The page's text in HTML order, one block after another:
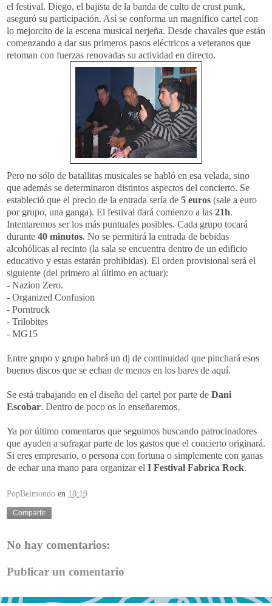
el festival. Diego, el bajista de la banda de culto de crust punk,
aseguró su participación. Así se conforma un magnífico cartel con
lo mejorcito de la escena musical nerjeña. Desde chavales que están
comenzando a dar sus primeros pasos eléctricos a veteranos que
retoman con fuerzas renovadas su actividad en directo.
Pero no sólo de batallitas musicales se habló en esa velada, sino
que además se determinaron distintos aspectos del concierto. Se
estableció que el precio de la entrada sería de 5 euros (sale a euro
por grupo, una ganga). El festival dará comienzo a las 21h.
Intentaremos ser los más puntuales posibles. Cada grupo tocará
durante 40 minutos. No se permitirá la entrada de bebidas
alcohólicas al recinto (la sala se encuentra dentro de un edificio
educativo y estas estarán prohibidas). El orden provisional será el
siguiente (del primero al último en actuar):
- Nazion Zero.
- Organized Confusion
- Porntruck
- Trilobites
- MG15
Entre grupo y grupo habrá un dj de continuidad que pinchará esos
buenos discos que se echan de menos en los bares de aquí.
Se está trabajando en el diseño del cartel por parte de Dani
Escobar. Dentro de poco os lo enseñaremos.
Ya por último comentaros que seguimos buscando patrocinadores
que ayuden a sufragar parte de los gastos que el concierto originará.
Si eres empresario, o persona con fortuna o simplemente con ganas
de echar una mano para organizar el I Festival Fabrica Rock.
PopBelmondo en 18:19
Compartir
No hay comentarios:
Publicar un comentario